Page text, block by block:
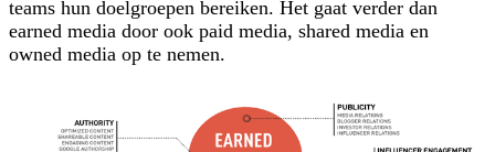
teams hun doelgroepen bereiken. Het gaat verder dan
earned media door ook paid media, shared media en
owned media op te nemen.